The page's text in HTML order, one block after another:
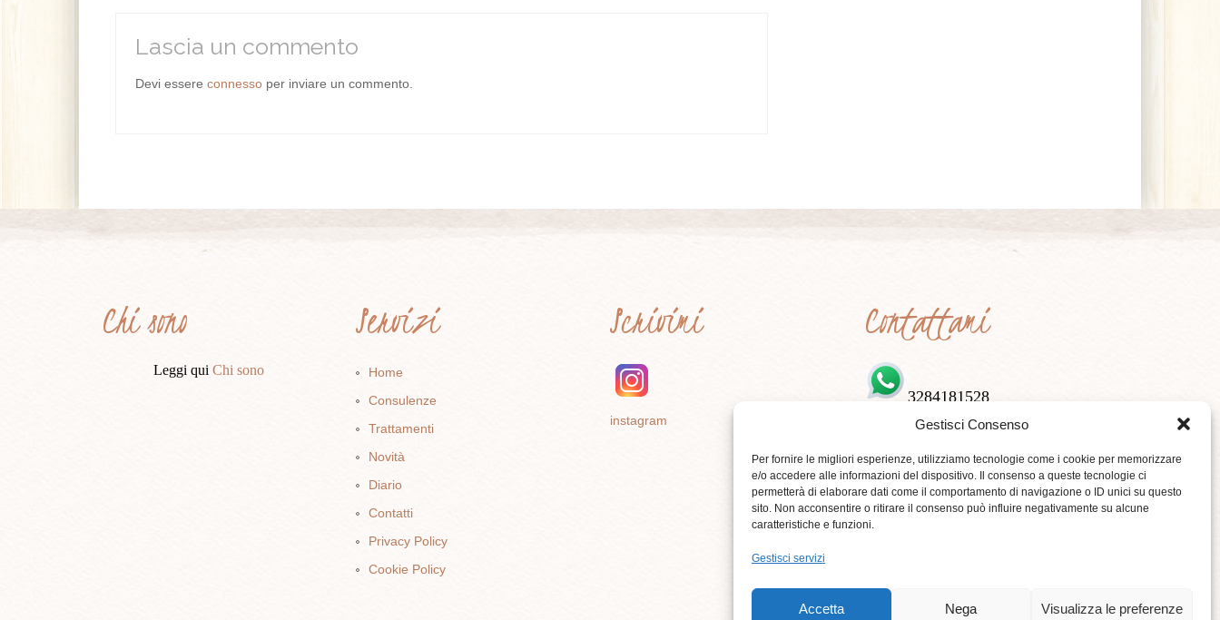
Gestisci Consenso
Per fornire le migliori esperienze, utilizziamo tecnologie come i cookie per memorizzare
e/o accedere alle informazioni del dispositivo. Il consenso a queste tecnologie ci
permetterà di elaborare dati come il comportamento di navigazione o ID unici su questo
sito. Non acconsentire o ritirare il consenso può influire negativamente su alcune
caratteristiche e funzioni.
Gestisci servizi
Accetta Nega Visualizza le preferenze
Lascia un commento
Devi essere connesso per inviare un commento.
Chi sono
Leggi qui Chi sono
Servizi
Home
Consulenze
Trattamenti
Novità
Diario
Contatti
Privacy Policy
Cookie Policy
Scrivimi
instagram
Contattami
3284181528